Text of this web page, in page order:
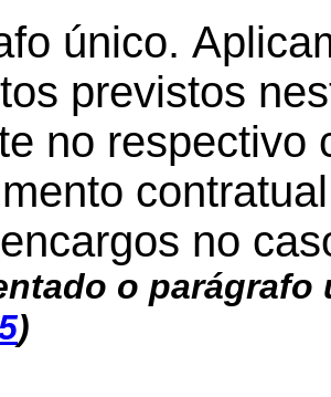
único.
previstos
no respectivo
no
o parágrafo
)